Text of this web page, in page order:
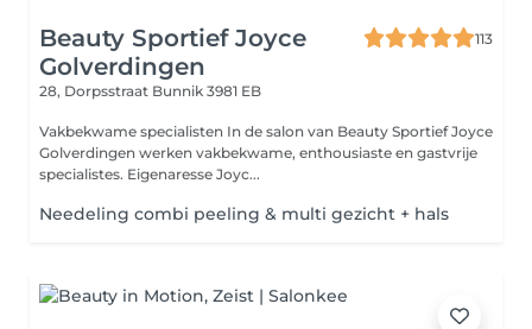
Beauty Sportief Joyce
Golverdingen
113
28, Dorpsstraat Bunnik 3981 EB
Vakbekwame specialisten In de salon van Beauty Sportief Joyce
Golverdingen werken vakbekwame, enthousiaste en gastvrije
specialistes. Eigenaresse Joyc...
Needeling combi peeling & multi gezicht + hals